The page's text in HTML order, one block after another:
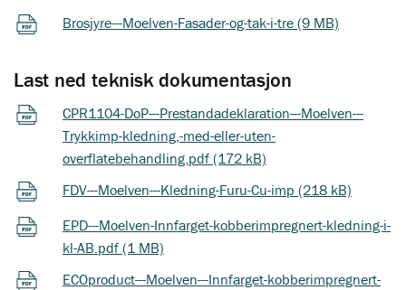
Brosjyre---Moelven-Fasader-og-tak-i-tre (9 MB)
Last ned teknisk dokumentasjon
CPR1104-DoP---Prestandadeklaration---Moelven---
Trykkimp-kledning,-med-eller-uten-
overflatebehandling.pdf (172 kB)
FDV---Moelven---Kledning-Furu-Cu-imp (218 kB)
EPD---Moelven-Innfarget-kobberimpregnert-kledning-i-
kl-AB.pdf (1 MB)
ECOproduct---Moelven---Innfarget-kobberimpregnert-